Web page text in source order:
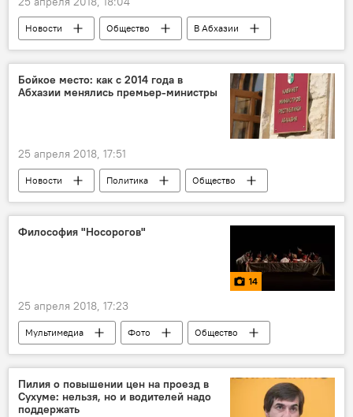
Новости Общество
В Абхазии
Брифинг
Абхазия
Бойкое место: как с 2014 года в
Абхазии менялись премьер-министры
25 апреля 2018, 17:51
Новости Политика
Общество
В Абхазии
Философия "Носорогов"
14
25 апреля 2018, 17:23
Мультимедиа Фото
Общество
Культура
Премьера
Абхазия
Пилия о повышении цен на проезд в
Сухуме: нельзя, но и водителей надо
поддержать